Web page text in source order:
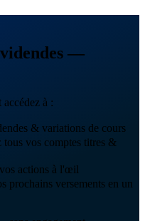
—
à :
& variations de cours
tous vos comptes titres &
actions à l'œil
prochains versements en un